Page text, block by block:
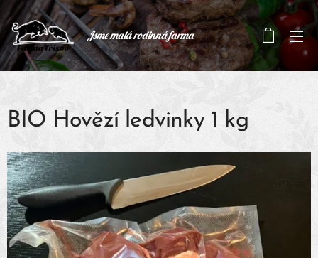
Jsme malá rodinná farma
BIO Hovězí ledvinky 1 kg